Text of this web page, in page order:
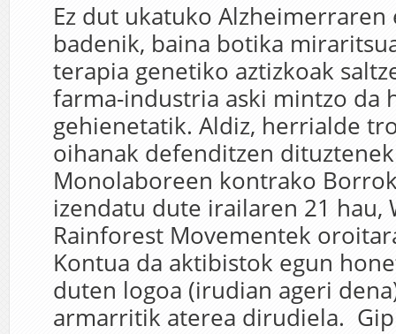
Ez dut ukatuko Alzheimerraren
badenik, baina botika
terapia genetiko aztizkoak
farma-industria aski mintzo da
gehienetatik. Aldiz, herrialde
oihanak defenditzen
Monolaboreen kontrako
izendatu dute irailaren 21 hau,
Rainforest Movementek
Kontua da aktibistok egun
duten logoa (irudian ageri
armarritik aterea dirudiela.